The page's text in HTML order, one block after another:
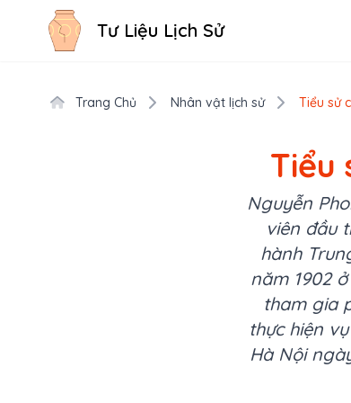
Tư Liệu Lịch Sử
Trang Chủ Nhân vật lịch sử Tiểu sử
Tiểu
Nguyễn
viên đầu
hành
năm 1902
tham gia
thực hiện
Hà Nội